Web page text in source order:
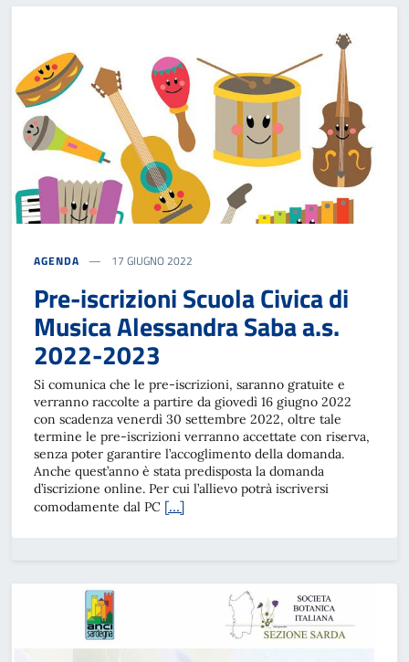
AGENDA 17 GIUGNO 2022
Pre-iscrizioni Scuola Civica di
Musica Alessandra Saba a.s.
2022-2023
Si comunica che le pre-iscrizioni, saranno gratuite e
verranno raccolte a partire da giovedì 16 giugno 2022
con scadenza venerdì 30 settembre 2022, oltre tale
termine le pre-iscrizioni verranno accettate con riserva,
senza poter garantire l’accoglimento della domanda.
Anche quest’anno è stata predisposta la domanda
d’iscrizione online. Per cui l’allievo potrà iscriversi
comodamente dal PC […]